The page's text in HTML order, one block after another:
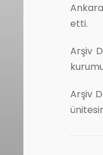
etti.
Arşiv
Arşiv